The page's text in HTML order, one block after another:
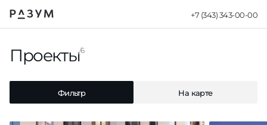
+7 (343) 343-00-00
Квартиры в
Проекты6
Фильтр На карте
Фильтр